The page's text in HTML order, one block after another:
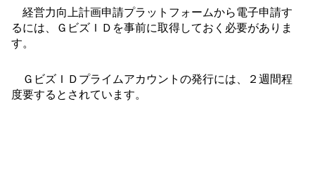
経営力向上計画申請プラットフォームから電子申請す
るには、ＧビズＩＤを事前に取得しておく必要がありま
す。
ＧビズＩＤプライムアカウントの発行には、２週間程
度要するとされています。